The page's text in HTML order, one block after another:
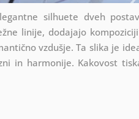
silhuete dveh
linije, dodajajo
vzdušje. Ta slika je
in harmonije. Kakovost